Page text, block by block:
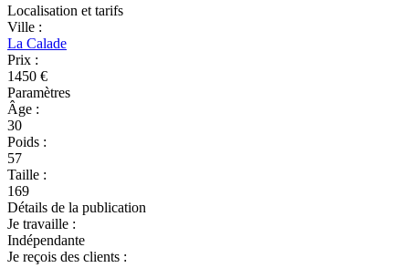
Localisation et tarifs
Ville :
La Calade
Prix :
1450 €
Paramètres
Âge :
30
Poids :
57
Taille :
169
Détails de la publication
Je travaille :
Indépendante
Je reçois des clients :